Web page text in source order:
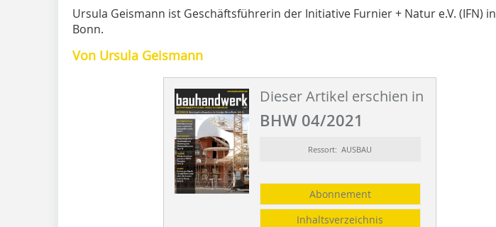
Ursula Geismann ist Geschäftsführerin der Initiative Furnier + Natur e.V. (IFN) in
Bonn.
Von Ursula Geismann
Dieser Artikel erschien in
BHW 04/2021
Ressort: AUSBAU
Abonnement
Inhaltsverzeichnis